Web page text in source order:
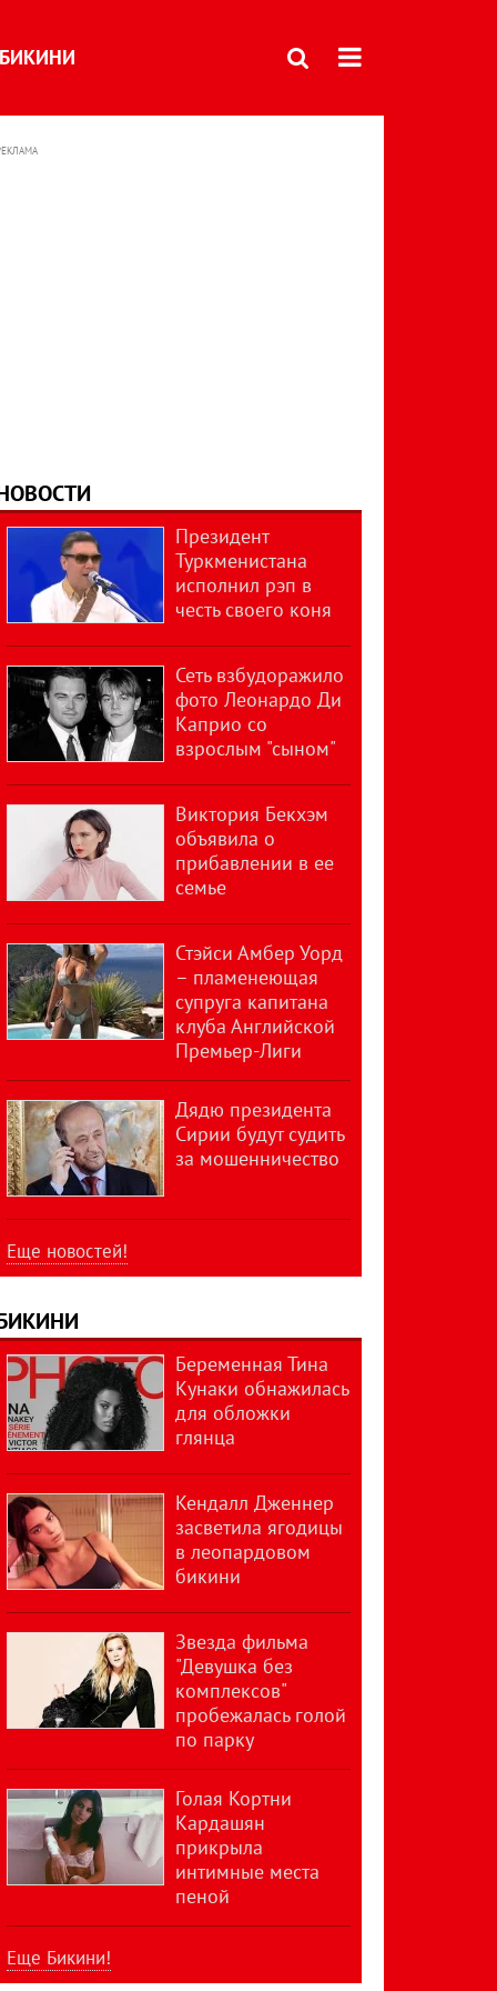
БИКИНИ
Президент
Туркменистана
исполнил рэп в
честь своего коня
Сеть взбудоражило
фото Леонардо Ди
Каприо со
взрослым "сыном"
Виктория Бекхэм
объявила о
прибавлении в ее
семье
Стэйси Амбер Уорд
– пламенеющая
супруга капитана
клуба Английской
Премьер-Лиги
Дядю президента
Сирии будут судить
за мошенничество
Еще новостей!
Беременная Тина
Кунаки обнажилась
для обложки
глянца
Кендалл Дженнер
засветила ягодицы
в леопардовом
бикини
Звезда фильма
"Девушка без
комплексов"
пробежалась голой
по парку
Голая Кортни
Кардашян
прикрыла
интимные места
пеной
Еще Бикини!